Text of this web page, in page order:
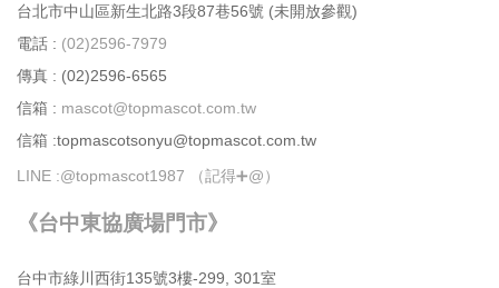
台北市中⼭區新⽣北路3段87巷56號 (未開放參觀)
電話 : (02)2596-7979
傳真 : (02)2596-6565
信箱 : mascot@topmascot.com.tw
信箱 :topmascotsonyu@topmascot.com.tw
LINE :@topmascot1987 （記得➕@）
《台中東協廣場門市》
台中市綠川⻄街135號3樓-299, 301室